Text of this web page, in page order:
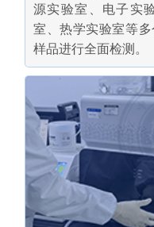
源实验室、电子实
室、热学实验室等
样品进行全面检测。